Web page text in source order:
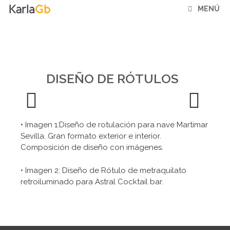
Saltar
MENÚ
DISEÑO DE RÓTULOS
Previ
ous
Next
• Imagen 1:Diseño de rotulación para nave Martimar
Sevilla. Gran formato exterior e interior.
Composición de diseño con imágenes.
• Imagen 2: Diseño de Rótulo de metraquilato
retroiluminado para Astral Cocktail bar.